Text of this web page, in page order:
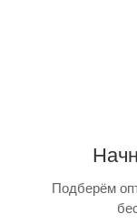
Подберём